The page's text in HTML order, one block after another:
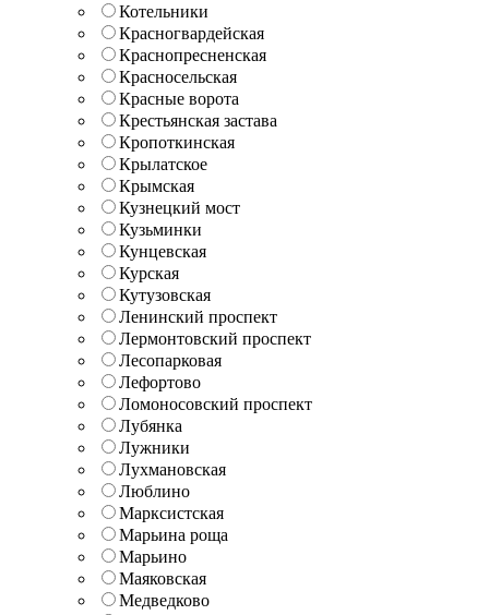
Котельники
Красногвардейская
Краснопресненская
Красносельская
Красные ворота
Крестьянская застава
Кропоткинская
Крылатское
Крымская
Кузнецкий мост
Кузьминки
Кунцевская
Курская
Кутузовская
Ленинский проспект
Лермонтовский проспект
Лесопарковая
Лефортово
Ломоносовский проспект
Лубянка
Лужники
Лухмановская
Люблино
Марксистская
Марьина роща
Марьино
Маяковская
Медведково